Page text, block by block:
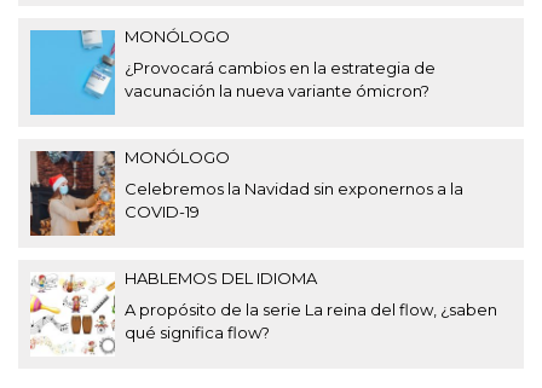
MONÓLOGO
¿Provocará cambios en la estrategia de
vacunación la nueva variante ómicron?
MONÓLOGO
Celebremos la Navidad sin exponernos a la
COVID-19
HABLEMOS DEL IDIOMA
A propósito de la serie La reina del flow, ¿saben
qué significa flow?